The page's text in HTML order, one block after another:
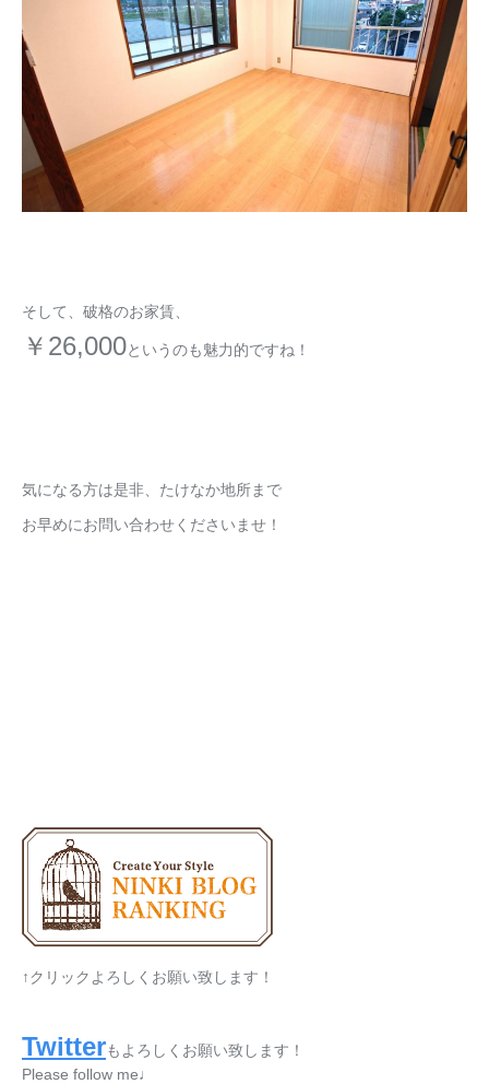
そして、破格のお家賃、
￥26,000というのも魅力的ですね！
気になる方は是非、たけなか地所まで
お早めにお問い合わせくださいませ！
↑クリックよろしくお願い致します！
Twitterもよろしくお願い致します！
Please follow me♩